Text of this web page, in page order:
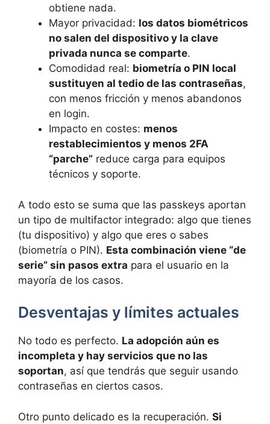
obtiene nada.
Mayor privacidad: los datos biométricos
no salen del dispositivo y la clave
privada nunca se comparte.
Comodidad real: biometría o PIN local
sustituyen al tedio de las contraseñas,
con menos fricción y menos abandonos
en login.
Impacto en costes: menos
restablecimientos y menos 2FA
“parche” reduce carga para equipos
técnicos y soporte.
A todo esto se suma que las passkeys aportan
un tipo de multifactor integrado: algo que tienes
(tu dispositivo) y algo que eres o sabes
(biometría o PIN). Esta combinación viene “de
serie” sin pasos extra para el usuario en la
mayoría de los casos.
Desventajas y límites actuales
No todo es perfecto. La adopción aún es
incompleta y hay servicios que no las
soportan, así que tendrás que seguir usando
contraseñas en ciertos casos.
Otro punto delicado es la recuperación. Si